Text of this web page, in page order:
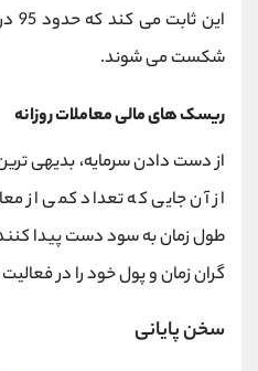
شکست می شوند.
ریسک های مالی معاملات روزانه
از دست دادن سرمایه، بدیهی
از آن جایی که تعداد کمی از
طول زمان به سود دست پیدا
گران زمان و پول خود را در
سخن پایانی